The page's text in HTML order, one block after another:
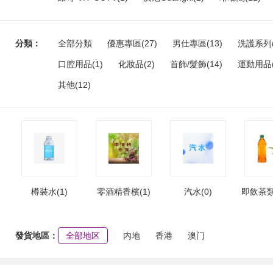
分類： 全部分類 優惠專區(27) 男仕專區(13) 洗護系
口腔用品(1) 化妝品(2) 首飾/髮飾(14) 運動用
其他(12)
樽裝水(1) 零酒精香檳(1) 汽水(0) 即飲茶
發貨地區： 全部地区 内地 香港 澳门